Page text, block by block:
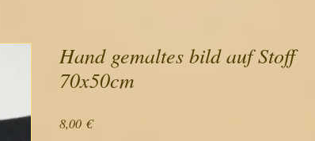
Hand gemaltes bild auf Stoff
70x50cm
8,00 €Preis